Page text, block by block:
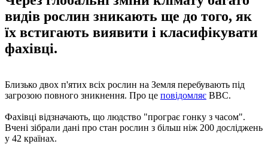
видів рослин зникають ще до того, як
їх встигають виявити і класифікувати
фахівці.
Близько двох п'ятих всіх рослин на Земля перебувають під
загрозою повного зникнення. Про це повідомляє ВВС.
Фахівці відзначають, що людство "програє гонку з часом".
Вчені зібрали дані про стан рослин з більш ніж 200 досліджень
у 42 країнах.